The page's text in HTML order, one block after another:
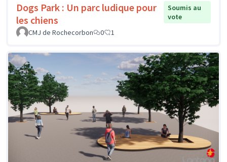
Dogs Park : Un parc ludique pour
les chiens
Soumis au
vote
CMJ de Rochecorbon
0 1